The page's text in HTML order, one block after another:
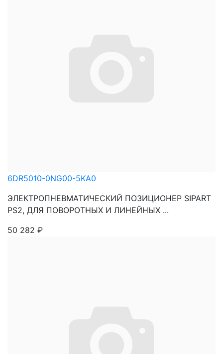
6DR5010-0NG00-5KA0
ЭЛЕКТРОПНЕВМАТИЧЕСКИЙ ПОЗИЦИОНЕР SIPART
PS2, ДЛЯ ПОВОРОТНЫХ И ЛИНЕЙНЫХ ...
50 282 ₽